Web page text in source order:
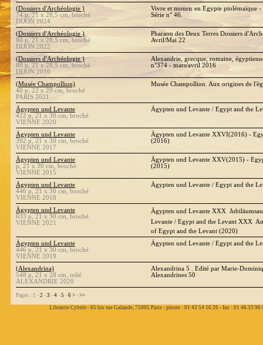
(Dossiers d'Archéologie )
74 p, 21 x 28,5 cm, broché
DIJON 2024
Vivre et mourir en Egypte ptolémaïque -
Série n° 46.
(Dossiers d'Archéologie )
80 p, 21 x 28,5 cm, broché
DIJON 2022
Pharaon des Deux Terres Dossiers
Avril/Mai 22
(Dossiers d'Archéologie )
80 p, 21 x 28,5 cm, broché
DIJON 2016
Alexandrie, grecque, romaine,
n°374 - mars/avril 2016
(Musée Champollion)
40 p, 22 x 29 cm, broché
PARIS 2021
Musée Champollion. Aux origines de
Ägypten und Levante
422 p, 21 x 30 cm, broché
VIENNE 2020
Ägypten und Levante / Egypt and the
Ägypten und Levante
392 p, 21 x 30 cm, broché
VIENNE 2017
Ägypten und Levante XXVI(2016) -
(2016)
Ägypten und Levante
p, 21 x 30 cm, broché
VIENNE 2015
Ägypten und Levante XXV(2015) -
(2015)
Ägypten und Levante
446 p, 21 x 30 cm, broché
VIENNE 2018
Ägypten und Levante / Egypt and the
Ägypten und Levante
633 p, 21 x 30 cm, broché
VIENNE 2021
Ägypten und Levante XXX 
Levante / Egypt and the Levant XXX 
of Egypt and the Levant (2020)
Ägypten und Levante
446 p, 21 x 30 cm, broché
VIENNE 2019
Ägypten und Levante / Egypt and the
(Alexandrina)
548 p, 21 x 28 cm, relié
ALEXANDRIE 2020
Alexandrina 5 . Edité par Marie-
Alexandrines 50
Pages : 1 - 2 - 3 - 4 - 5 - 6 > - >>
Librairie Cybele - 65 bis rue Galande, 75005 Paris - phone : 01 43 54 16 26 - fax : 01 46 33